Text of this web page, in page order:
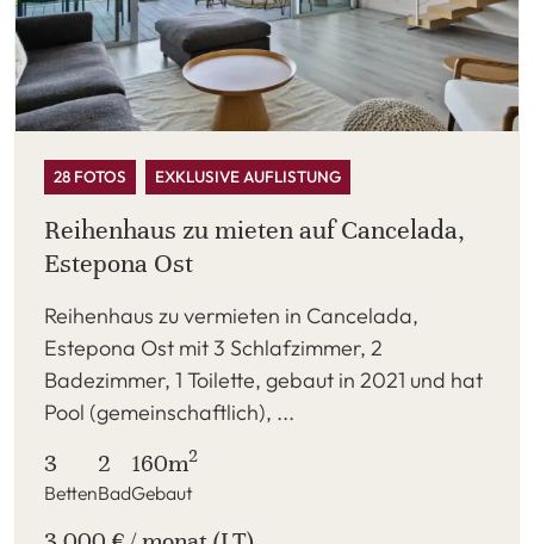
28 FOTOS EXKLUSIVE AUFLISTUNG
Reihenhaus zu mieten auf Cancelada,
Estepona Ost
Reihenhaus zu vermieten in Cancelada,
Estepona Ost mit 3 Schlafzimmer, 2
Badezimmer, 1 Toilette, gebaut in 2021 und hat
Pool (gemeinschaftlich), ...
3
Betten
2
Bad
160m2
Gebaut